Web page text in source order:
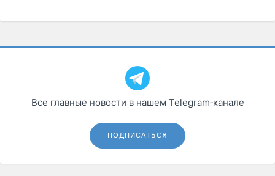
Все главные новости в нашем Telegram‑канале
ПОДПИСАТЬСЯ